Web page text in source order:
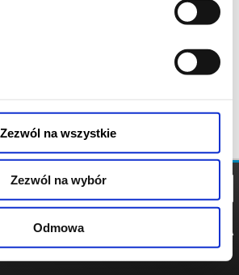
Zezwól na wszystkie
Zezwól na wybór
Odmowa
POLITYKA
POLITYKA